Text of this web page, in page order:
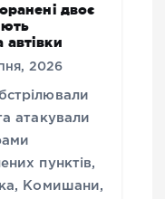
двоє
2026
атакували
пунктів,
Комишани,